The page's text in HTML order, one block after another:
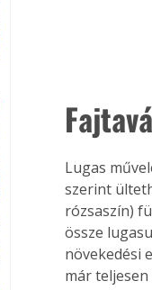
Lugas
szerint
rózsaszín)
össze
növekedési
már